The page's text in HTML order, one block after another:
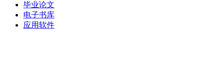
毕业论文
电子书库
应用软件